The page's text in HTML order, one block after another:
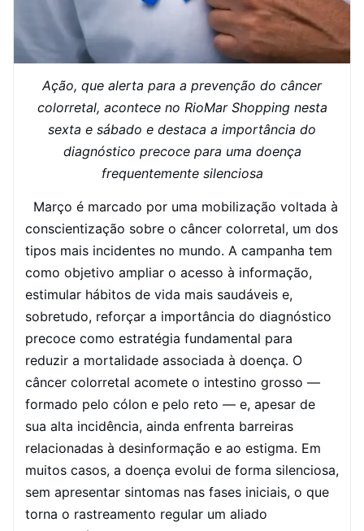
Ação, que alerta para a prevenção do câncer
colorretal, acontece no RioMar Shopping nesta
sexta e sábado e destaca a importância do
diagnóstico precoce para uma doença
frequentemente silenciosa
Março é marcado por uma mobilização voltada à
conscientização sobre o câncer colorretal, um dos
tipos mais incidentes no mundo. A campanha tem
como objetivo ampliar o acesso à informação,
estimular hábitos de vida mais saudáveis e,
sobretudo, reforçar a importância do diagnóstico
precoce como estratégia fundamental para
reduzir a mortalidade associada à doença. O
câncer colorretal acomete o intestino grosso —
formado pelo cólon e pelo reto — e, apesar de
sua alta incidência, ainda enfrenta barreiras
relacionadas à desinformação e ao estigma. Em
muitos casos, a doença evolui de forma silenciosa,
sem apresentar sintomas nas fases iniciais, o que
torna o rastreamento regular um aliado